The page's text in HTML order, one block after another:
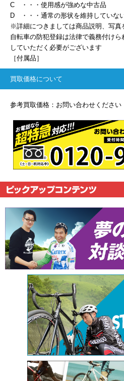
C ・・・使用感が強めな中古品
D ・・・通常の形状を維持していな
※詳細につきましては商品説明、写真
自転車の防犯登録は法律で義務付け
していただく必要がございます
［付属品］
買取価格について
参考買取価格：お問い合わせください